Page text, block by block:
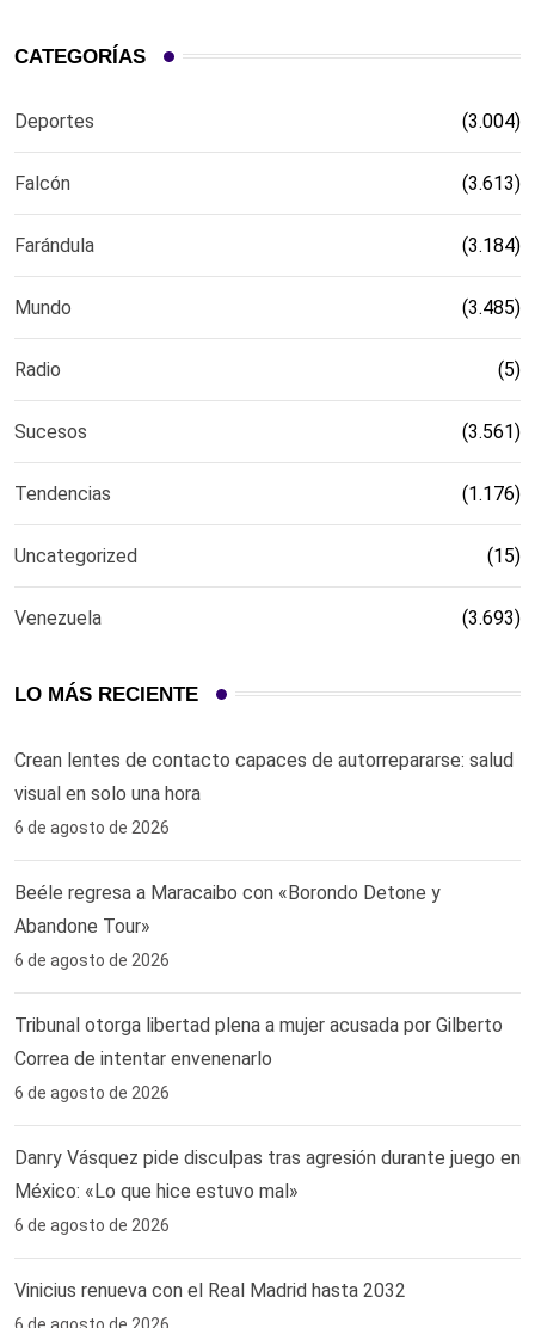
CATEGORÍAS
Deportes (3.004)
Falcón (3.613)
Farándula (3.184)
Mundo (3.485)
Radio (5)
Sucesos (3.561)
Tendencias (1.176)
Uncategorized (15)
Venezuela (3.693)
LO MÁS RECIENTE
Crean lentes de contacto capaces de autorrepararse: salud
visual en solo una hora ‎
6 de agosto de 2026
Beéle regresa a Maracaibo con «Borondo Detone y
Abandone Tour»
6 de agosto de 2026
Tribunal otorga libertad plena a mujer acusada por Gilberto
Correa de intentar envenenarlo
6 de agosto de 2026
Danry Vásquez pide disculpas tras agresión durante juego en
México: «Lo que hice estuvo mal»
6 de agosto de 2026
Vinicius renueva con el Real Madrid hasta 2032
6 de agosto de 2026